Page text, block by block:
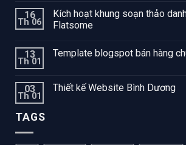
16
Th 06
Kích hoạt khung soạn thảo
Flatsome
13
Th 01
Template blogspot bán hàng
03
Th 01
Thiết kế Website Bình Dương
TAGS